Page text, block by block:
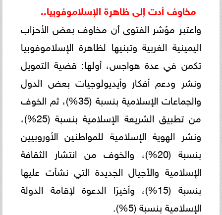
مخاوف أدت إلى ظاهرة الإسلاموفوبيا..
واعتبر مؤشر الفتوى أن مخاوف بعض الأحزاب
اليمينية الغربية وتبنيها لظاهرة الإسلاموفوبيا
تكمن في عدة هواجس، أولها: قضية التمويل
ونشر ودعم أفكار وأيديولوجيات بعض الدول
والجماعات الإسلامية بنسبة (35%)، ثم الخوف
من تطبيق الشريعة الإسلامية بنسبة (25%)،
ونشر الهوية الإسلامية للمواطنين الأوروبيين
بنسبة (20%)، والخوف من انتشار الثقافة
الإسلامية والأجيال الجديدة التي نشأت عليها
بنسبة (15%)، وأخيرًا الدعوة لإقامة الدولة
الإسلامية بنسبة (5%).